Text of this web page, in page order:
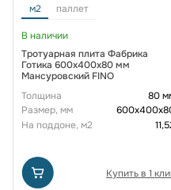
м2 паллет
В наличии
Тротуарная плита Фабрика
Готика 600х400х80 мм
Мансуровский FINO
Толщина
80
Размер, мм
На поддоне, м2
Купить в 1